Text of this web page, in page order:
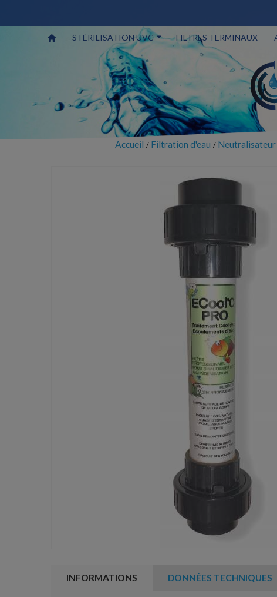
STÉRILISATION UVC FILTRES TERMINAUX
Accueil Filtration d'eau Neutralisateur
INFORMATIONS DONNÉES TECHNIQUES